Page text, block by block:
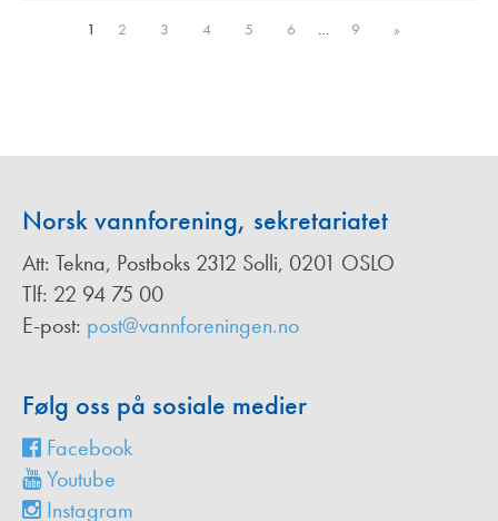
1 2 3 4 5 6 … 9 »
Norsk vannforening, sekretariatet
Att: Tekna, Postboks 2312 Solli, 0201 OSLO
Tlf: 22 94 75 00
E-post: post@vannforeningen.no
Følg oss på sosiale medier
Facebook
Youtube
Instagram